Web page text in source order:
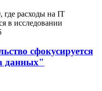
где расходы на IT
в исследовании
сфокусируется
данных"